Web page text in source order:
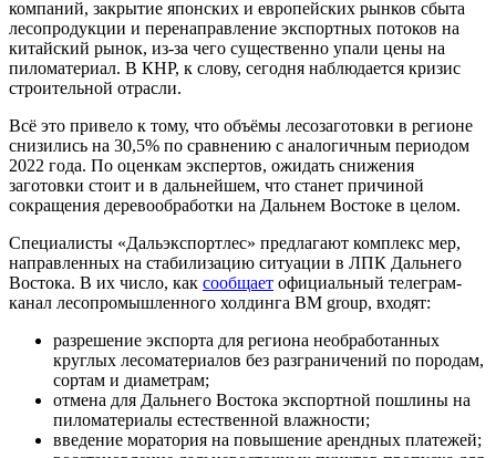
компаний, закрытие японских и европейских рынков сбыта
лесопродукции и перенаправление экспортных потоков на
китайский рынок, из-за чего существенно упали цены на
пиломатериал. В КНР, к слову, сегодня наблюдается кризис
строительной отрасли.
Всё это привело к тому, что объёмы лесозаготовки в регионе
снизились на 30,5% по сравнению с аналогичным периодом
2022 года. По оценкам экспертов, ожидать снижения
заготовки стоит и в дальнейшем, что станет причиной
сокращения деревообработки на Дальнем Востоке в целом.
Специалисты «Дальэкспортлес» предлагают комплекс мер,
направленных на стабилизацию ситуации в ЛПК Дальнего
Востока. В их число, как сообщает официальный телеграм-
канал лесопромышленного холдинга BM group, входят:
разрешение экспорта для региона необработанных
круглых лесоматериалов без разграничений по породам,
сортам и диаметрам;
отмена для Дальнего Востока экспортной пошлины на
пиломатериалы естественной влажности;
введение моратория на повышение арендных платежей;